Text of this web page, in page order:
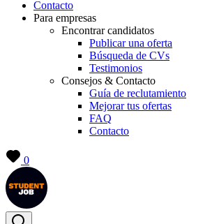
Contacto
Para empresas
Encontrar candidatos
Publicar una oferta
Búsqueda de CVs
Testimonios
Consejos & Contacto
Guía de reclutamiento
Mejorar tus ofertas
FAQ
Contacto
0